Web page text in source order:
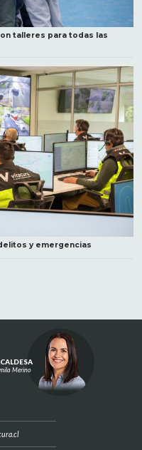
talleres para todas las
y emergencias
Merino